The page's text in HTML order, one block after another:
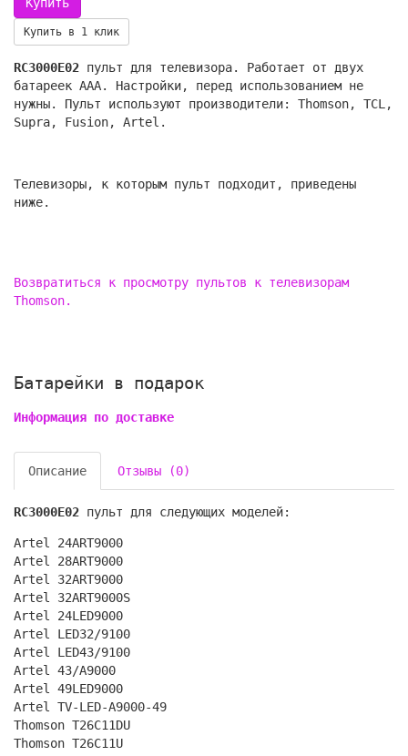
Купить в 1 клик
RC3000E02 пульт для телевизора. Работает от двух
батареек AAA. Настройки, перед использованием не
нужны. Пульт используют производители: Thomson, TCL,
Supra, Fusion, Artel.
Телевизоры, к которым пульт подходит, приведены
ниже.
Возвратиться к просмотру пультов к телевизорам
Thomson.
Батарейки в подарок
Информация по доставке
Описание Отзывы (0)
RC3000E02 пульт для следующих моделей:
Artel 24ART9000
Artel 28ART9000
Artel 32ART9000
Artel 32ART9000S
Artel 24LED9000
Artel LED32/9100
Artel LED43/9100
Artel 43/A9000
Artel 49LED9000
Artel TV-LED-A9000-49
Thomson T26C11DU
Thomson T26C11U